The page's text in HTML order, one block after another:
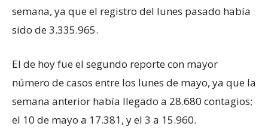
semana, ya que el registro del lunes pasado había
sido de 3.335.965.
El de hoy fue el segundo reporte con mayor
número de casos entre los lunes de mayo, ya que la
semana anterior había llegado a 28.680 contagios;
el 10 de mayo a 17.381, y el 3 a 15.960.